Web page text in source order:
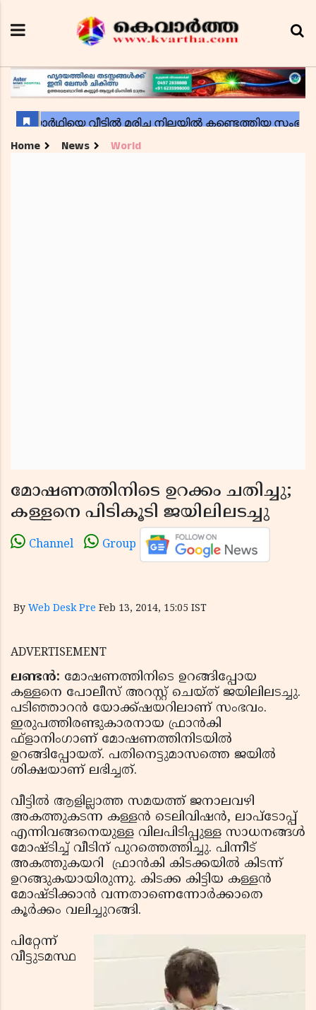
Home News World
മോഷണത്തിനിടെ ഉറക്കം ചതിച്ചു;
കള്ളനെ പിടികൂടി ജയിലിലടച്ചു
Channel Group
By Web Desk Pre Feb 13, 2014, 15:05 IST
ADVERTISEMENT
ലണ്ടന്‍: മോഷണത്തിനിടെ ഉറങ്ങിപ്പോയ
കള്ളനെ പോലീസ് അറസ്റ്റ് ചെയ്ത് ജയിലിലടച്ചു.
പടിഞ്ഞാറന്‍ യോക്ക്ഷയറിലാണ് സംഭവം.
ഇരുപത്തിരണ്ടുകാരനായ ഫ്രാന്‍കി
ഫ്‌ളാനിംഗാണ് മോഷണത്തിനിടയില്‍
ഉറങ്ങിപ്പോയത്. പതിനെട്ടുമാസത്തെ ജയില്‍
ശിക്ഷയാണ് ലഭിച്ചത്.
വീട്ടില്‍ ആളില്ലാത്ത സമയത്ത് ജനാലവഴി
അകത്തുകടന്ന കള്ളന്‍ ടെലിവിഷന്‍, ലാപ്‌ടോപ്പ്
എന്നിവങ്ങനെയുള്ള വിലപിടിപ്പുള്ള സാധനങ്ങള്‍
മോഷ്ടിച്ച് വീടിന് പുറത്തെത്തിച്ചു. പിന്നീട്
അകത്തുകയറി ഫ്രാന്‍കി കിടക്കയില്‍ കിടന്ന്
ഉറങ്ങുകയായിരുന്നു. കിടക്ക കിട്ടിയ കള്ളന്‍
മോഷ്ടിക്കാന്‍ വന്നതാണെന്നോര്‍ക്കാതെ
കൂര്‍ക്കം വലിച്ചുറങ്ങി.
പിറ്റേന്ന്
വീട്ടുടമസ്ഥ